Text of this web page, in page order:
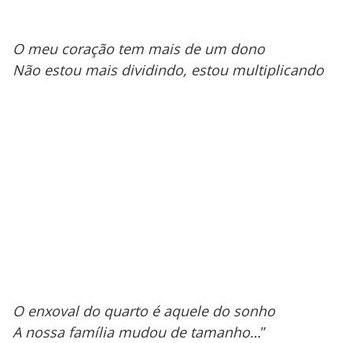
O meu coração tem mais de um dono
Não estou mais dividindo, estou multiplicando
O enxoval do quarto é aquele do sonho
A nossa família mudou de tamanho…”